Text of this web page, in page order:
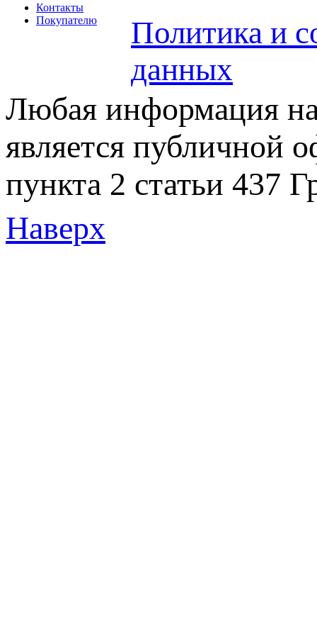
Контакты
Покупателю
Политика и
данных
Любая информация на
является публичной
пункта 2 статьи 437
Наверх